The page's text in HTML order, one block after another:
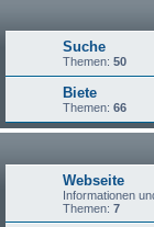
Suche
Themen: 50
Biete
Themen: 66
Webseite
Informationen
Themen: 7